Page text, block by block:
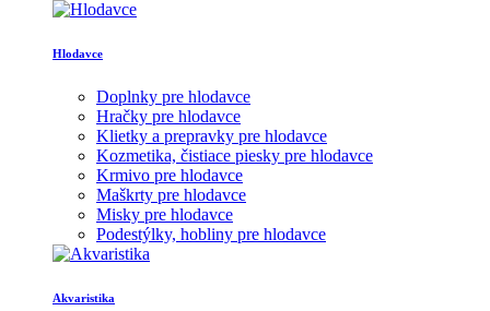
Hlodavce
Doplnky pre hlodavce
Hračky pre hlodavce
Klietky a prepravky pre hlodavce
Kozmetika, čistiace piesky pre hlodavce
Krmivo pre hlodavce
Maškrty pre hlodavce
Misky pre hlodavce
Podestýlky, hobliny pre hlodavce
Akvaristika